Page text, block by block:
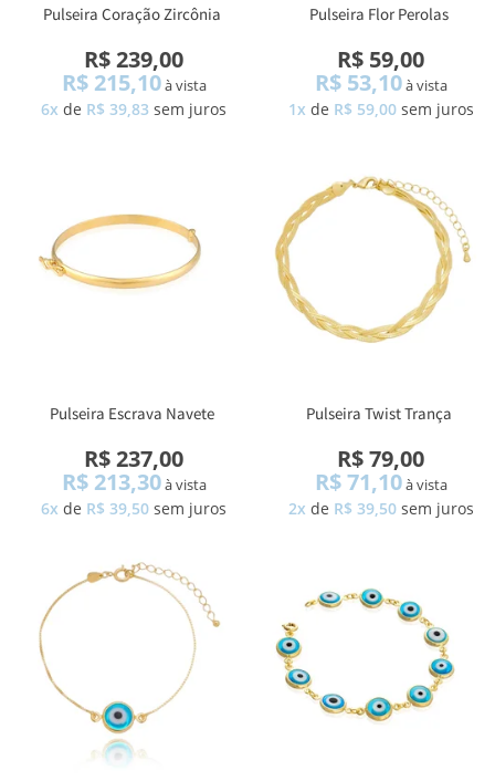
Pulseira Coração Zircônia
R$ 239,00
R$ 215,10à vista
6x de R$ 39,83sem juros
Pulseira Flor Perolas
R$ 59,00
R$ 53,10à vista
1x de R$ 59,00 sem juros
Pulseira Escrava Navete
R$ 237,00
R$ 213,30à vista
6x de R$ 39,50sem juros
Pulseira Twist Trança
R$ 79,00
R$ 71,10à vista
2x de R$ 39,50 sem juros